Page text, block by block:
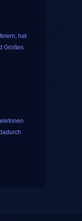
hat
Großes